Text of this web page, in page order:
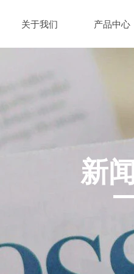
关于我们 产品中心
新